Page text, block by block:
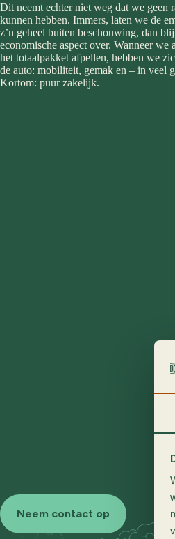
Dit neemt echter niet weg dat we geen
kunnen hebben. Immers, laten we de
z’n geheel buiten beschouwing, dan
economische aspect over. Wanneer we
het totaalpakket afpellen, hebben we
de auto: mobiliteit, gemak en – in veel
Kortom: puur zakelijk.
Neem contact op